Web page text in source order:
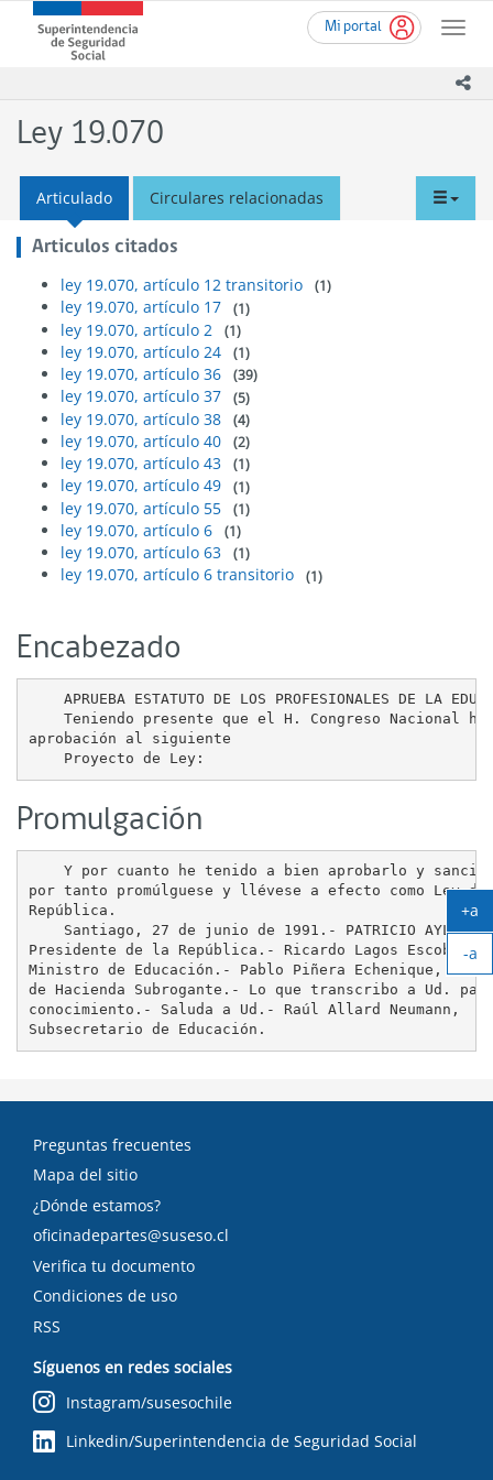
contenido
Mi portal
Toggle
Superintendencia
de
(SUSESO)
-
de
Chile
Ley 19.070
Articulado Circulares relacionadas
Articulos citados
ley 19.070, artículo 12 transitorio
(1)
ley 19.070, artículo 17 (1)
ley 19.070, artículo 2 (1)
ley 19.070, artículo 24 (1)
ley 19.070, artículo 36 (39)
ley 19.070, artículo 37 (5)
ley 19.070, artículo 38 (4)
ley 19.070, artículo 40 (2)
ley 19.070, artículo 43 (1)
ley 19.070, artículo 49 (1)
ley 19.070, artículo 55 (1)
ley 19.070, artículo 6 (1)
ley 19.070, artículo 63 (1)
ley 19.070, artículo 6 transitorio (1)
Encabezado
APRUEBA ESTATUTO DE LOS PROFESIONALES DE LA
Teniendo presente que el H. Congreso Nacional ha
aprobación al siguiente
Promulgación
Y por cuanto he tenido a bien aprobarlo y
por tanto promúlguese y llévese a efecto como Ley
República.
Santiago, 27 de junio de 1991.- PATRICIO AYLWIN
Presidente de la República.- Ricardo Lagos Escobar,
Ministro de Educación.- Pablo Piñera Echenique,
de Hacienda Subrogante.- Lo que transcribo a Ud.
conocimiento.- Saluda a Ud.- Raúl Allard Neumann,
Preguntas frecuentes
Mapa del sitio
¿Dónde estamos?
oficinadepartes@suseso.cl
Verifica tu documento
Condiciones de uso
RSS
Síguenos en redes sociales
Instagram/susesochile
Linkedin/Superintendencia de Seguridad Social
+a
-a